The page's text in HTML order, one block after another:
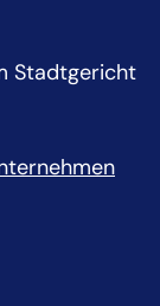
Stadtgericht